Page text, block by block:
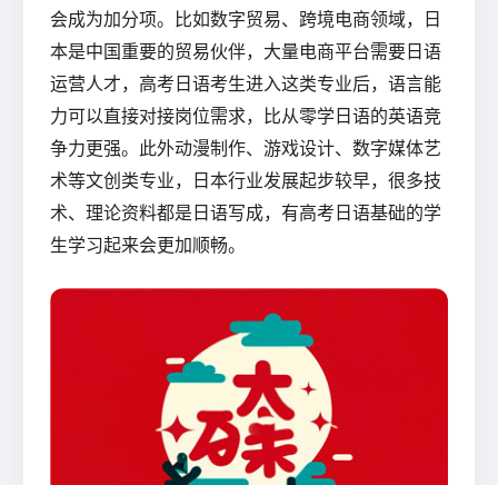
会成为加分项。比如数字贸易、跨境电商领域，日
本是中国重要的贸易伙伴，大量电商平台需要日语
运营人才，高考日语考生进入这类专业后，语言能
力可以直接对接岗位需求，比从零学日语的英语竞
争力更强。此外动漫制作、游戏设计、数字媒体艺
术等文创类专业，日本行业发展起步较早，很多技
术、理论资料都是日语写成，有高考日语基础的学
生学习起来会更加顺畅。